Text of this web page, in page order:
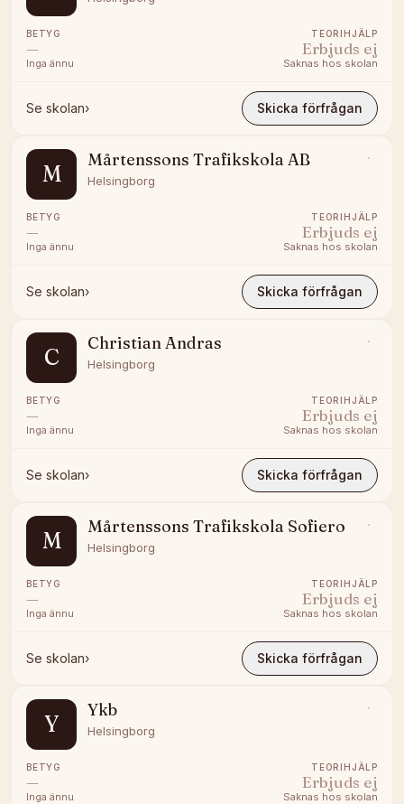
BETYG
—
Inga ännu
TEORIHJÄLP
Erbjuds ej
Saknas hos skolan
Se skolan› Skicka förfrågan
M
Mårtenssons Trafikskola AB
Helsingborg
BETYG
—
Inga ännu
TEORIHJÄLP
Erbjuds ej
Saknas hos skolan
Se skolan› Skicka förfrågan
C
Christian Andras
Helsingborg
BETYG
—
Inga ännu
TEORIHJÄLP
Erbjuds ej
Saknas hos skolan
Se skolan› Skicka förfrågan
M
Mårtenssons Trafikskola Sofiero
Helsingborg
BETYG
—
Inga ännu
TEORIHJÄLP
Erbjuds ej
Saknas hos skolan
Se skolan› Skicka förfrågan
Y
Ykb
Helsingborg
BETYG
—
Inga ännu
TEORIHJÄLP
Erbjuds ej
Saknas hos skolan